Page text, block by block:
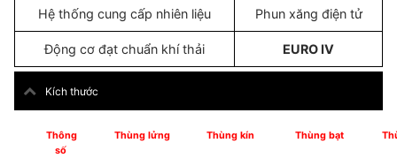
Hệ thống cung cấp nhiên liệu Phun xăng điện tử
Động cơ đạt chuẩn khí thải EURO IV
Kích thước
Thông
số
Thùng lửng Thùng kín Thùng bạt